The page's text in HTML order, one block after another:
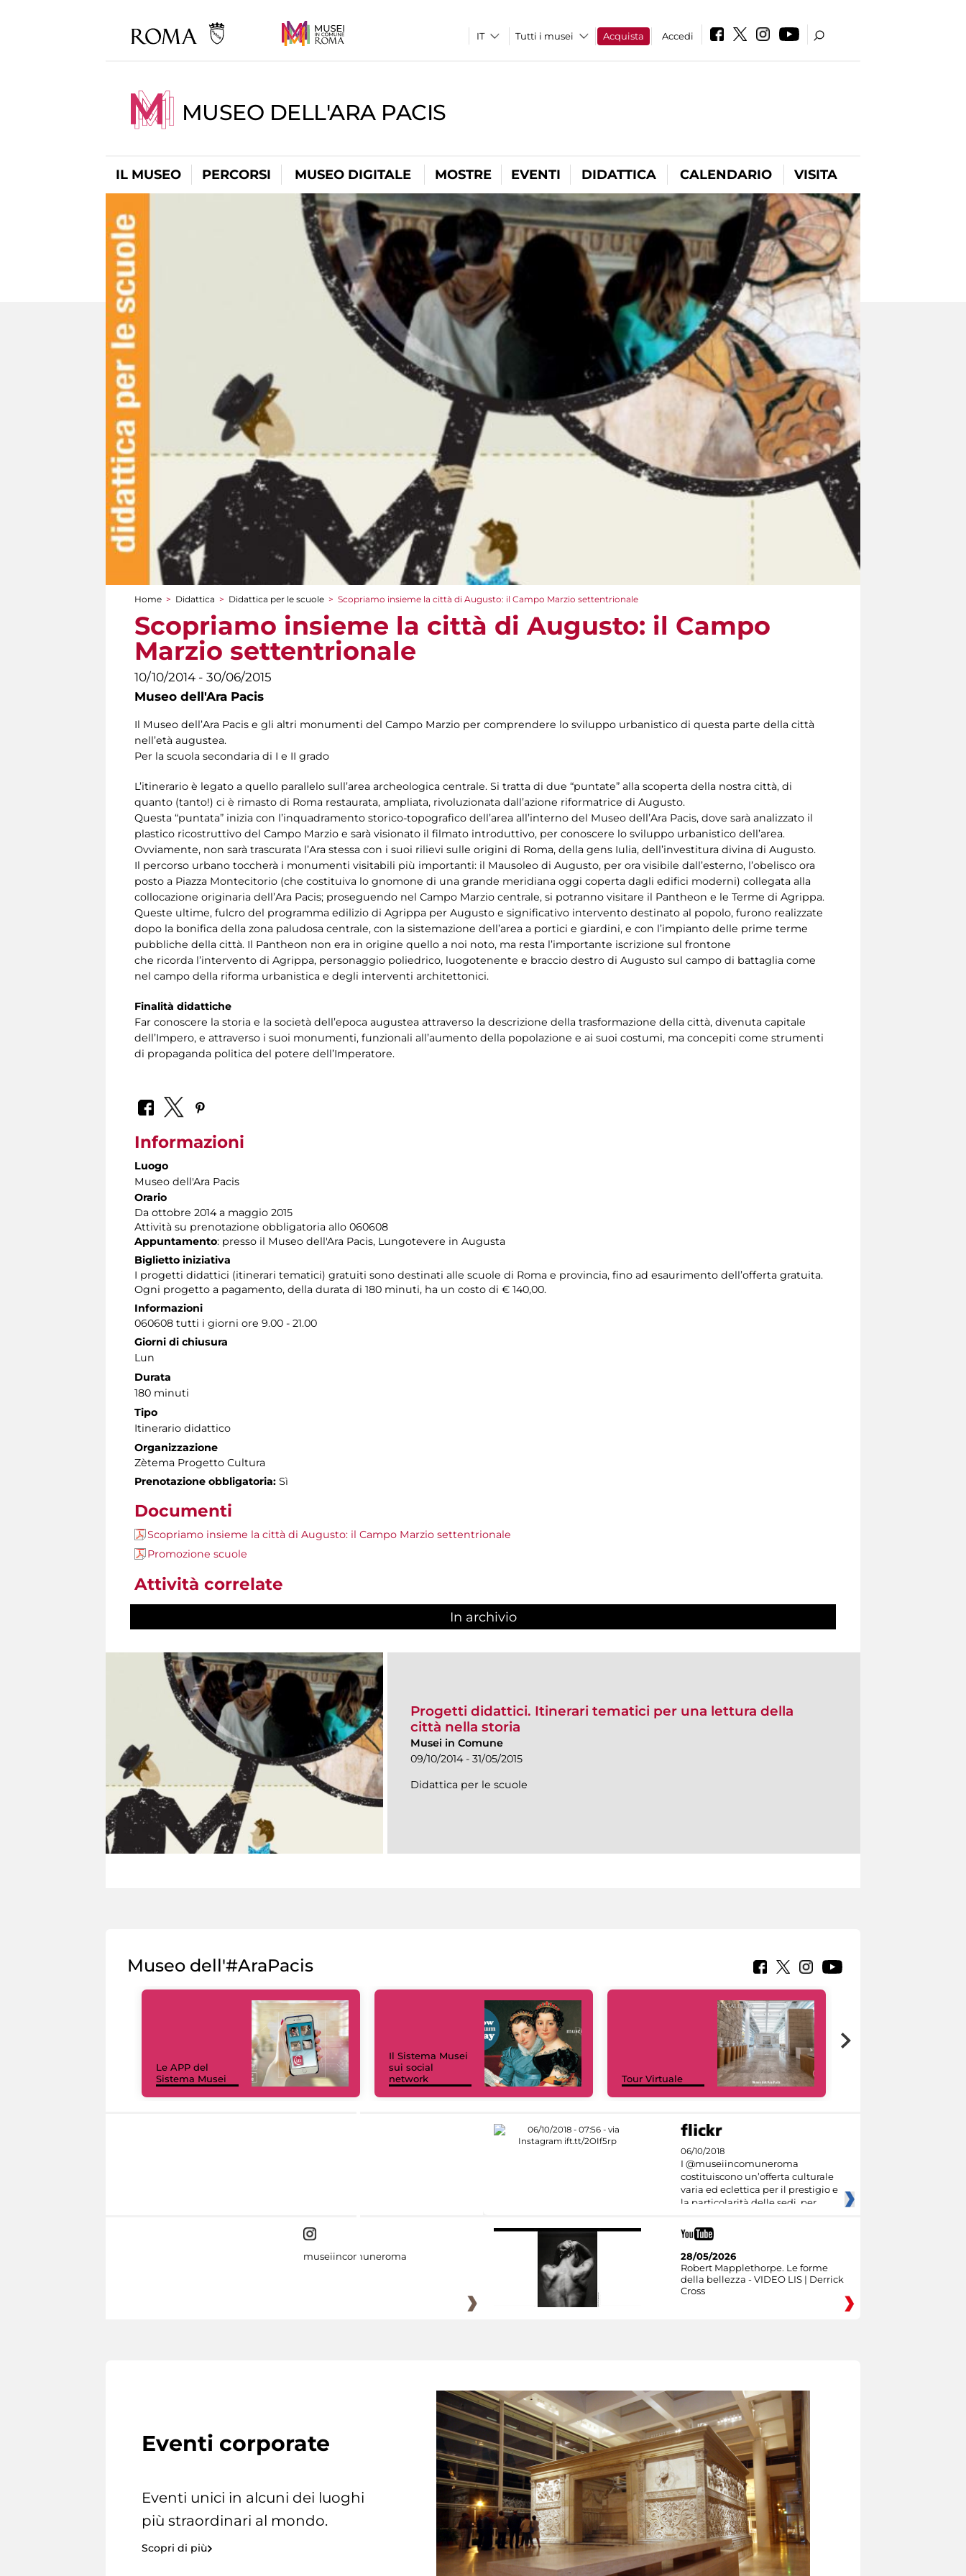
Tutti i musei Acquista Accedi
MUSEO DELL'ARA PACIS
IL MUSEO PERCORSI MUSEO DIGITALE MOSTRE EVENTI DIDATTICA CALENDARIO VISITA
Tu sei qui
Home > Didattica > Didattica per le scuole > Scopriamo insieme la città di Augusto: il Campo Marzio settentrionale
Scopriamo insieme la città di Augusto: il Campo
Marzio settentrionale
10/10/2014 - 30/06/2015
Museo dell'Ara Pacis
Il Museo dell’Ara Pacis e gli altri monumenti del Campo Marzio per comprendere lo sviluppo urbanistico di questa parte della città
nell’età augustea.
Per la scuola secondaria di I e II grado
L’itinerario è legato a quello parallelo sull’area archeologica centrale. Si tratta di due “puntate” alla scoperta della nostra città, di
quanto (tanto!) ci è rimasto di Roma restaurata, ampliata, rivoluzionata dall’azione riformatrice di Augusto.
Questa “puntata” inizia con l’inquadramento storico-topografico dell’area all’interno del Museo dell’Ara Pacis, dove sarà analizzato il
plastico ricostruttivo del Campo Marzio e sarà visionato il filmato introduttivo, per conoscere lo sviluppo urbanistico dell’area.
Ovviamente, non sarà trascurata l’Ara stessa con i suoi rilievi sulle origini di Roma, della gens Iulia, dell’investitura divina di Augusto.
Il percorso urbano toccherà i monumenti visitabili più importanti: il Mausoleo di Augusto, per ora visibile dall’esterno, l’obelisco ora
posto a Piazza Montecitorio (che costituiva lo gnomone di una grande meridiana oggi coperta dagli edifici moderni) collegata alla
collocazione originaria dell’Ara Pacis; proseguendo nel Campo Marzio centrale, si potranno visitare il Pantheon e le Terme di Agrippa.
Queste ultime, fulcro del programma edilizio di Agrippa per Augusto e significativo intervento destinato al popolo, furono realizzate
dopo la bonifica della zona paludosa centrale, con la sistemazione dell’area a portici e giardini, e con l’impianto delle prime terme
pubbliche della città. Il Pantheon non era in origine quello a noi noto, ma resta l’importante iscrizione sul frontone
che ricorda l’intervento di Agrippa, personaggio poliedrico, luogotenente e braccio destro di Augusto sul campo di battaglia come
nel campo della riforma urbanistica e degli interventi architettonici.
Finalità didattiche
Far conoscere la storia e la società dell’epoca augustea attraverso la descrizione della trasformazione della città, divenuta capitale
dell’Impero, e attraverso i suoi monumenti, funzionali all’aumento della popolazione e ai suoi costumi, ma concepiti come strumenti
di propaganda politica del potere dell’Imperatore.
Informazioni
Luogo
Museo dell'Ara Pacis
Orario
Da ottobre 2014 a maggio 2015
Attività su prenotazione obbligatoria allo 060608
Appuntamento: presso il Museo dell'Ara Pacis, Lungotevere in Augusta
Biglietto iniziativa
I progetti didattici (itinerari tematici) gratuiti sono destinati alle scuole di Roma e provincia, fino ad esaurimento dell’offerta gratuita.
Ogni progetto a pagamento, della durata di 180 minuti, ha un costo di € 140,00.
Informazioni
060608 tutti i giorni ore 9.00 - 21.00
Giorni di chiusura
Lun
Durata
180 minuti
Tipo
Itinerario didattico
Organizzazione
Zètema Progetto Cultura
Prenotazione obbligatoria: Sì
Documenti
Scopriamo insieme la città di Augusto: il Campo Marzio settentrionale
Promozione scuole
Attività correlate
In archivio
Progetti didattici. Itinerari tematici per una lettura della
città nella storia
Musei in Comune
09/10/2014 - 31/05/2015
Didattica per le scuole
Museo dell'#AraPacis
Le APP del
Sistema Musei
Il Sistema Musei
sui social
network
Tour Virtuale
06/10/2018
I @museiincomuneroma
costituiscono un’offerta culturale
varia ed eclettica per il prestigio e
la particolarità delle sedi, per
museiincomuneroma
28/05/2026
Robert Mapplethorpe. Le forme
della bellezza - VIDEO LIS | Derrick
Cross
Eventi corporate
Eventi unici in alcuni dei luoghi
più straordinari al mondo.
Scopri di più